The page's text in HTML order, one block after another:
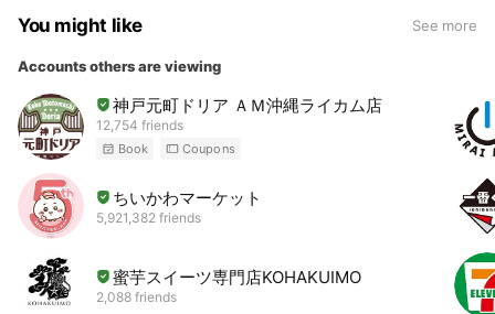
You might like See more
Accounts others are viewing
神戸元町ドリア ＡＭ沖縄ライカム店
12,754 friends
Book Coupons
ちいかわマーケット
5,921,382 friends
蜜芋スイーツ専門店KOHAKUIMO
2,088 friends